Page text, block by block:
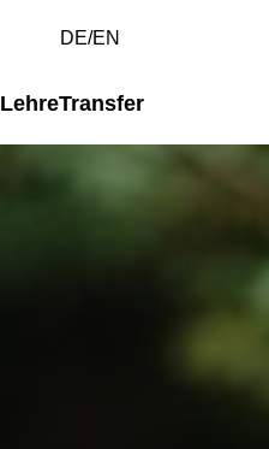
DE/EN
LehreTransfer